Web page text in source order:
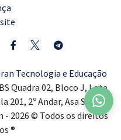
Tecnologia e Educação
Quadra 02, Bloco J, Lote
201, 2º Andar, Asa Sul,
- 2026 © Todos os direitos
®